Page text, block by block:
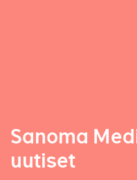
Sanoma
uutiset